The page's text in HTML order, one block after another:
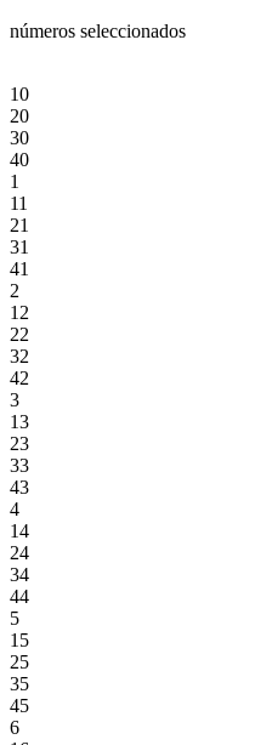
números seleccionados
10
20
30
40
1
11
21
31
41
2
12
22
32
42
3
13
23
33
43
4
14
24
34
44
5
15
25
35
45
6